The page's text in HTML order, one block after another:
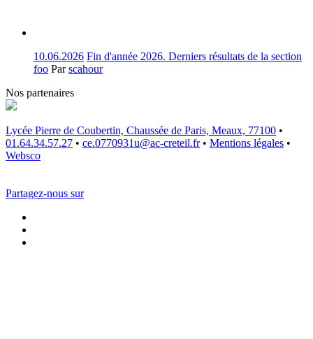
10.06.2026 Fin d'année 2026. Derniers résultats de la section
foo Parscahour
Nos partenaires
Lycée Pierre de Coubertin, Chaussée de Paris, Meaux, 77100 •
01.64.34.57.27 • ce.0770931u@ac-creteil.fr • Mentions légales •
Websco
Partagez-nous sur